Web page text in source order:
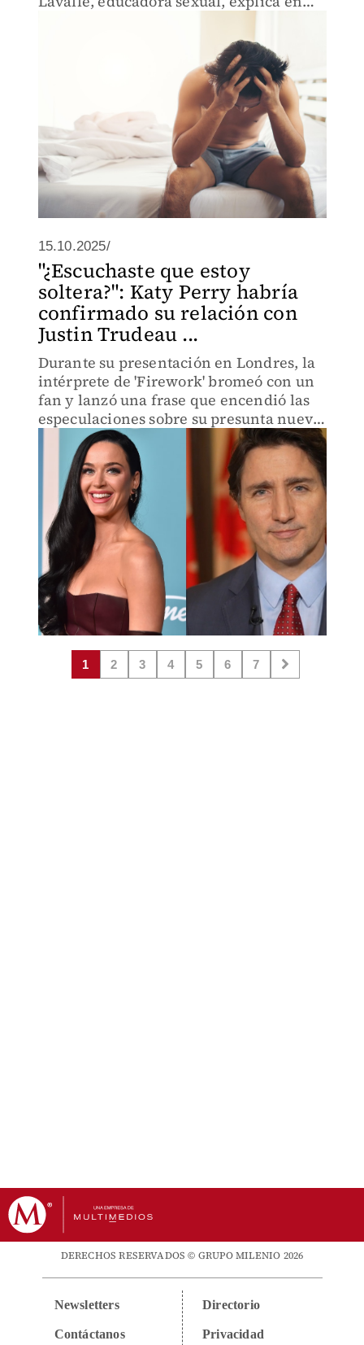
15.10.2025/
"¿Escuchaste que estoy
soltera?": Katy Perry habría
confirmado su relación con
Justin Trudeau ...
Durante su presentación en Londres, la
intérprete de 'Firework' bromeó con un
fan y lanzó una frase que encendió las
especulaciones sobre su presunta nueva
relación, días después de ser vistos
juntos en un yate.
1 2 3 4 5 6 7
DERECHOS RESERVADOS © GRUPO MILENIO 2026
Newsletters
Contáctanos
Directorio
Privacidad